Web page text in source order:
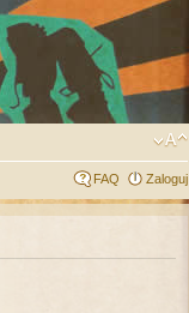
FAQ Zaloguj